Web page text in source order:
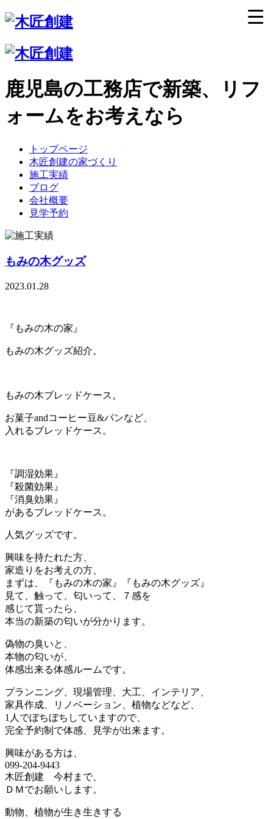
鹿児島の工務店で新築、リフ
ォームをお考えなら
トップページ
木匠創建の家づくり
施工実績
ブログ
会社概要
見学予約
もみの木グッズ
2023.01.28
『もみの木の家』
もみの木グッズ紹介。
もみの木ブレッドケース。
お菓子andコーヒー豆&パンなど、
入れるブレッドケース。
『調湿効果』
『殺菌効果』
『消臭効果』
があるブレッドケース。
人気グッズです。
興味を持たれた方、
家造りをお考えの方、
まずは、『もみの木の家』『もみの木グッズ』
見て、触って、匂いって、７感を
感じて貰ったら、
本当の新築の匂いが分かります。
偽物の臭いと、
本物の匂いが、
体感出来る体感ルームです。
プランニング、現場管理、大工、インテリア、
家具作成、リノベーション、植物などなど、
1人でぼちぼちしていますので、
完全予約制で体感、見学が出来ます。
興味がある方は、
099-204-9443
木匠創建 今村まで、
ＤＭでお願いします。
動物、植物が生き生きする